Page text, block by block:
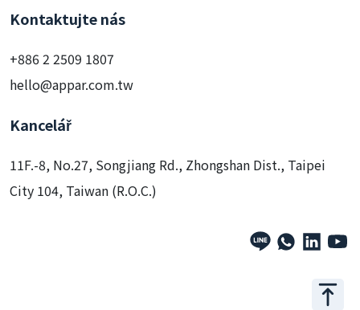
Kontaktujte nás
+886 2 2509 1807
hello@appar.com.tw
Kancelář
11F.-8, No.27, Songjiang Rd., Zhongshan Dist., Taipei
City 104, Taiwan (R.O.C.)